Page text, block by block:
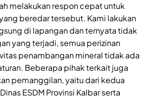
melakukan respon cepat untuk
beredar tersebut. Kami lakukan
di lapangan dan ternyata tidak
yang terjadi, semua perizinan
penambangan mineral tidak ada
Beberapa pihak terkait juga
pemanggilan, yaitu dari kedua
ESDM Provinsi Kalbar serta